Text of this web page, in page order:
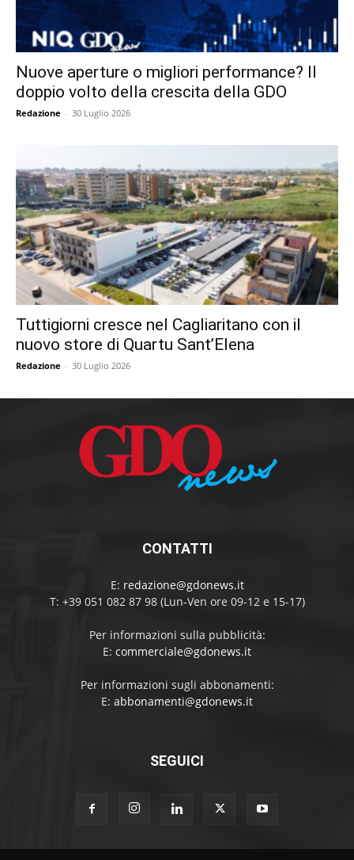
Nuove aperture o migliori performance? Il
doppio volto della crescita della GDO
Redazione - 30 Luglio 2026
Tuttigiorni cresce nel Cagliaritano con il
nuovo store di Quartu Sant’Elena
Redazione - 30 Luglio 2026
CONTATTI
E: redazione@gdonews.it
T: +39 051 082 87 98 (Lun-Ven ore 09-12 e 15-17)
Per informazioni sulla pubblicità:
E: commerciale@gdonews.it
Per informazioni sugli abbonamenti:
E: abbonamenti@gdonews.it
SEGUICI